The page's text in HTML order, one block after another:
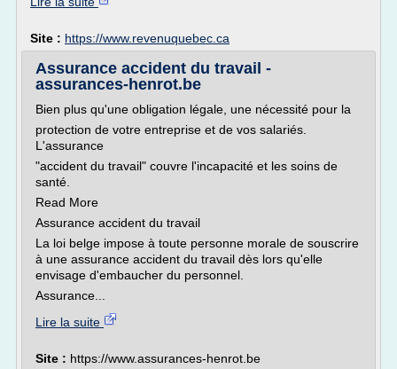
Site : https://www.revenuquebec.ca
Assurance accident du travail -
assurances-henrot.be
Bien plus qu'une obligation légale, une nécessité pour la
protection de votre entreprise et de vos salariés.
L'assurance
"accident du travail" couvre l'incapacité et les soins de
santé.
Read More
Assurance accident du travail
La loi belge impose à toute personne morale de souscrire
à une assurance accident du travail dès lors qu'elle
envisage d'embaucher du personnel.
Assurance...
Lire la suite
Site : https://www.assurances-henrot.be